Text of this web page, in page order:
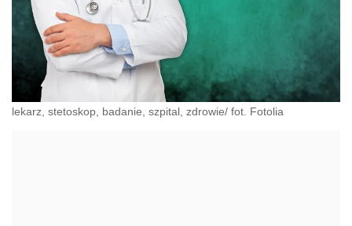
lekarz, stetoskop, badanie, szpital, zdrowie/ fot. Fotolia